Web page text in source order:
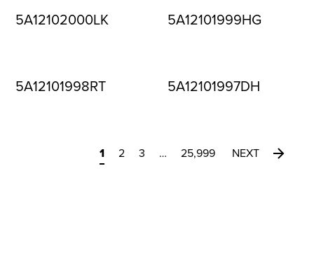
5A12102000LK 5A12101999HG
5A12101998RT 5A12101997DH
1 2 3 … 25,999 NEXT